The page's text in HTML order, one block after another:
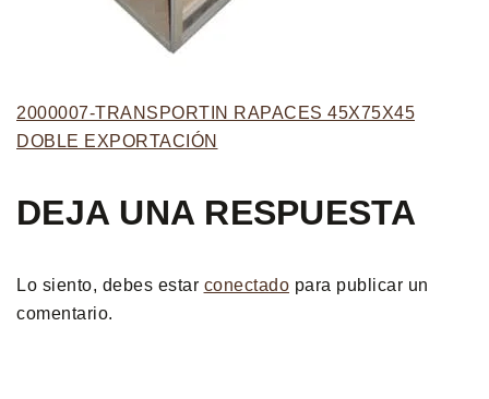
2000007-TRANSPORTIN RAPACES 45X75X45
DOBLE EXPORTACIÓN
DEJA UNA RESPUESTA
Lo siento, debes estar conectado para publicar un
comentario.